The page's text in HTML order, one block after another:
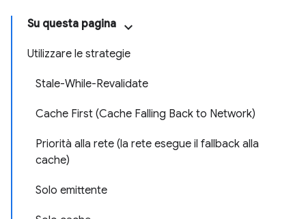
Su questa pagina
Utilizzare le strategie
Stale-While-Revalidate
Cache First (Cache Falling Back to Network)
Priorità alla rete (la rete esegue il fallback alla
cache)
Solo emittente